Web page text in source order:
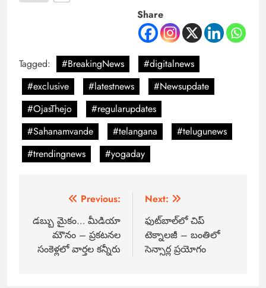
Share
Tagged: #BreakingNews
#digitalnews
#exclusive
#latestnews
#Newsupdate
#OjasThejo
#regularupdates
#Sahanamvande
#telangana
#telugunews
#trendingnews
#yogaday
Previous:
డబ్బు మైకం… మీడియా
మౌనం – ప్రకటనల
సంకెళ్లలో వార్తల కన్నీరు
Next:
ఫుట్‌బాల్‌లో చిప్
టెక్నాలజీ – బంతిలో
సెన్సార్ల ప్రయోగం